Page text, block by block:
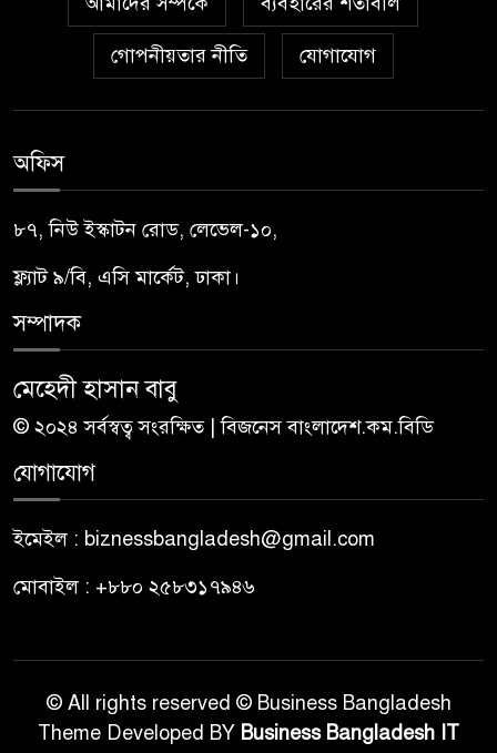
গোপনীয়তার নীতি যোগাযোগ
অফিস
৮৭, নিউ ইস্কাটন রোড, লেভেল-১০,
ফ্ল্যাট ৯/বি, এসি মার্কেট, ঢাকা।
সম্পাদক
মেহেদী হাসান বাবু
© ২০২৪ সর্বস্বত্ব সংরক্ষিত | বিজনেস বাংলাদেশ.কম.বিডি
যোগাযোগ
ইমেইল : biznessbangladesh@gmail.com
মোবাইল : +৮৮০ ২৫৮৩১৭৯৪৬
© All rights reserved © Business Bangladesh
Theme Developed BY Business Bangladesh IT